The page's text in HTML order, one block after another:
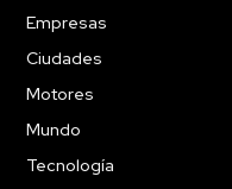
Empresas
Ciudades
Motores
Mundo
Tecnología